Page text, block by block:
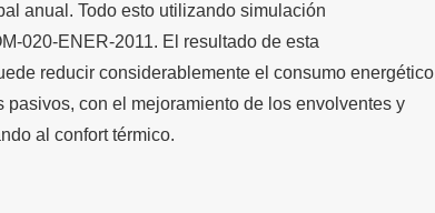
anual. Todo esto utilizando simulación
020-ENER-2011. El resultado de esta
reducir considerablemente el consumo energético
pasivos, con el mejoramiento de los envolventes y
al confort térmico.